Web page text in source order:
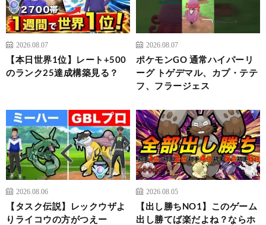
2026.08.07
【本日世界1位】レート+500
のランク25達成構築見る？
2026.08.07
ポケモンGO 通常ハイパーリ
ーグ トゲデマル、カプ・テテ
フ、フラージェス
2026.08.06
【タスク伝説】レックウザよ
りライコウの方がつえー
2026.08.05
【出し勝ちNO1】このゲーム
出し勝てば楽だよね？ならホ